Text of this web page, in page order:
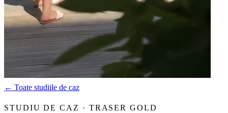
← Toate studiile de caz
STUDIU DE CAZ · TRASER GOLD